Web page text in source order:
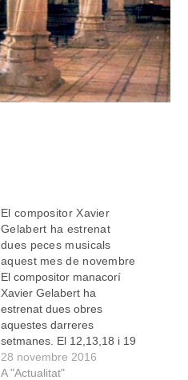
El compositor Xavier
Gelabert ha estrenat
dues peces musicals
aquest mes de novembre
El compositor manacorí
Xavier Gelabert ha
estrenat dues obres
aquestes darreres
setmanes. El 12,13,18 i 19
de novembre, les bandes
d’Esporles, Algaida, Son
28 novembre 2016
A "Actualitat"